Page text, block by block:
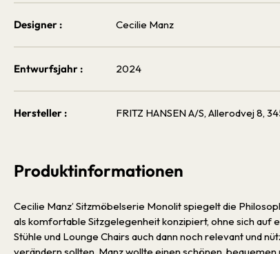
Designer : Cecilie Manz
Entwurfsjahr : 2024
Hersteller : FRITZ HANSEN A/S, Allerodvej 8,
Produktinformationen
Cecilie Manz’ Sitzmöbelserie Monolit spiegelt die
als komfortable Sitzgelegenheit konzipiert, ohne sich
Stühle und Lounge Chairs auch dann noch relevant und